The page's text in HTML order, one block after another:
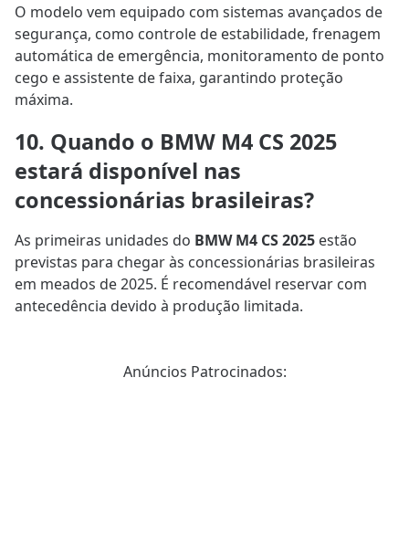
O modelo vem equipado com sistemas avançados de
segurança, como controle de estabilidade, frenagem
automática de emergência, monitoramento de ponto
cego e assistente de faixa, garantindo proteção
máxima.
10. Quando o BMW M4 CS 2025
estará disponível nas
concessionárias brasileiras?
As primeiras unidades do BMW M4 CS 2025 estão
previstas para chegar às concessionárias brasileiras
em meados de 2025. É recomendável reservar com
antecedência devido à produção limitada.
Anúncios Patrocinados: